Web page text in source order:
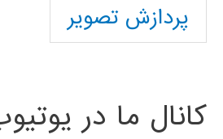
پردازش تصویر
کانال ما در